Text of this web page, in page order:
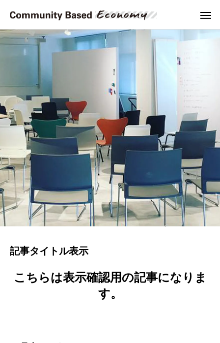
記事タイトル表示
こちらは表示確認用の記事になりま
す。